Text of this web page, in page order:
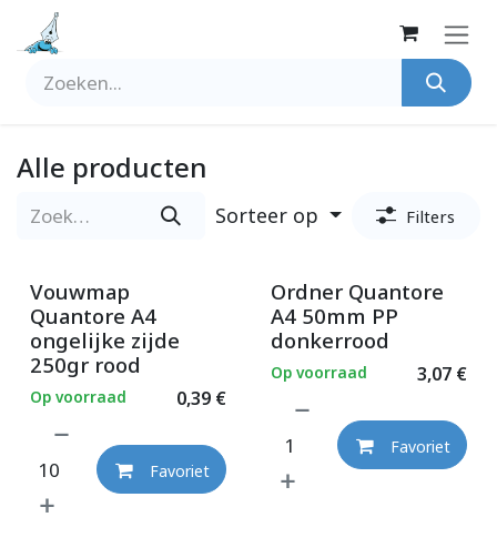
Overslaan naar inhoud
Alle producten
Sorteer op Filters
Vouwmap
Quantore A4
ongelijke zijde
250gr rood
0,39€
Op voorraad
Favoriet
Ordner Quantore
A4 50mm PP
donkerrood
3,07€
Op voorraad
Favoriet